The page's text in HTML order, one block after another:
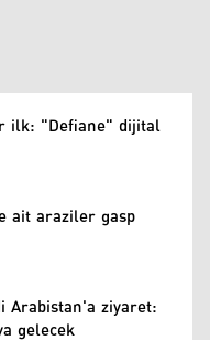
ilk: "Defiane" dijital
ait araziler gasp
Arabistan'a ziyaret:
gelecek